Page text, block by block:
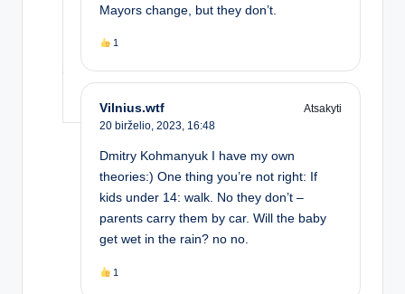
Mayors change, but they don’t.
1
Vilnius.wtf
Atsakyti
20 birželio, 2023, 16:48
Dmitry Kohmanyuk I have my own
theories:) One thing you’re not right: If
kids under 14: walk. No they don’t –
parents carry them by car. Will the baby
get wet in the rain? no no.
1